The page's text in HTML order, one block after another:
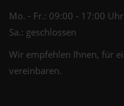
Mo. - Fr.: 09:00 - 17:00 Uhr
Sa.: geschlossen
Wir empfehlen Ihnen, für
vereinbaren.